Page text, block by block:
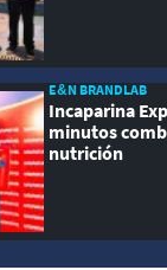
E&N BRANDLAB
Incaparina
minutos
nutrición